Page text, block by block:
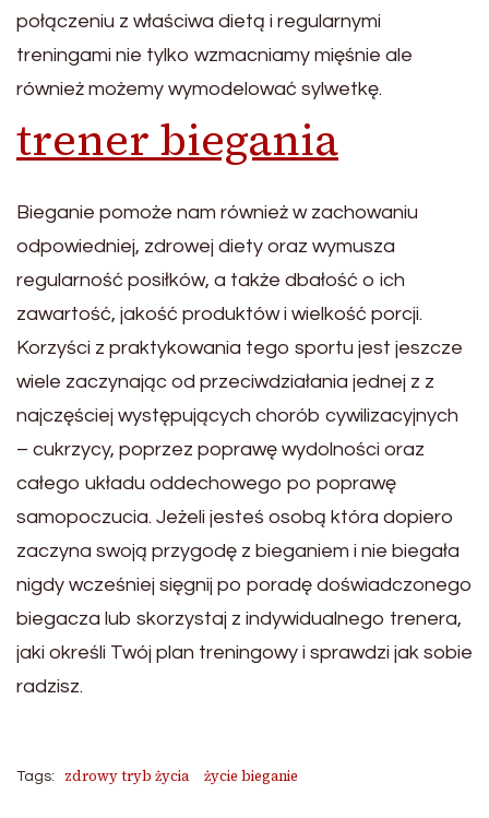
połączeniu z właściwa dietą i regularnymi
treningami nie tylko wzmacniamy mięśnie ale
również możemy wymodelować sylwetkę.
trener biegania
Bieganie pomoże nam również w zachowaniu
odpowiedniej, zdrowej diety oraz wymusza
regularność posiłków, a także dbałość o ich
zawartość, jakość produktów i wielkość porcji.
Korzyści z praktykowania tego sportu jest jeszcze
wiele zaczynając od przeciwdziałania jednej z z
najczęściej występujących chorób cywilizacyjnych
– cukrzycy, poprzez poprawę wydolności oraz
całego układu oddechowego po poprawę
samopoczucia. Jeżeli jesteś osobą która dopiero
zaczyna swoją przygodę z bieganiem i nie biegała
nigdy wcześniej sięgnij po poradę doświadczonego
biegacza lub skorzystaj z indywidualnego trenera,
jaki określi Twój plan treningowy i sprawdzi jak sobie
radzisz.
Tags: zdrowy tryb życia życie bieganie